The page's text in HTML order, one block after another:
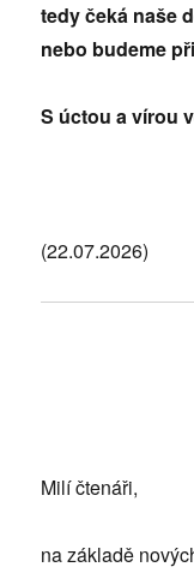
tedy čeká naše
nebo budeme
S úctou a vírou
(22.07.2026)
Milí čtenáři,
na základě